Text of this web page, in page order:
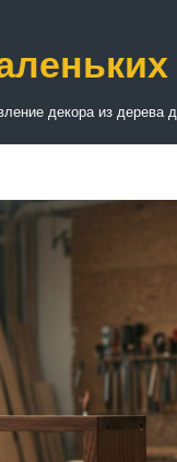
декора из дерева